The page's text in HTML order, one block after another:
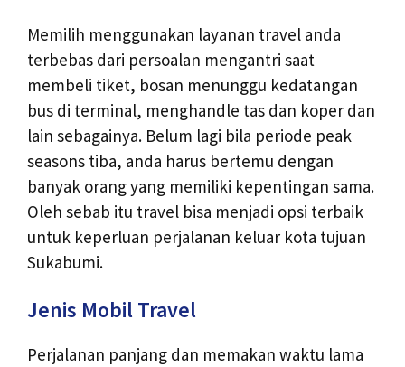
Memilih menggunakan layanan travel anda
terbebas dari persoalan mengantri saat
membeli tiket, bosan menunggu kedatangan
bus di terminal, menghandle tas dan koper dan
lain sebagainya. Belum lagi bila periode peak
seasons tiba, anda harus bertemu dengan
banyak orang yang memiliki kepentingan sama.
Oleh sebab itu travel bisa menjadi opsi terbaik
untuk keperluan perjalanan keluar kota tujuan
Sukabumi.
Jenis Mobil Travel
Perjalanan panjang dan memakan waktu lama